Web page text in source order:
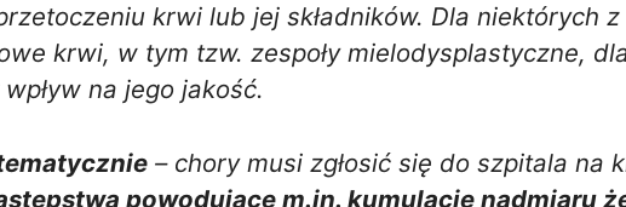
krwi lub jej składników. Dla niektórych
krwi, w tym tzw. zespoły mielodysplastyczne,
na jego jakość.
– chory musi zgłosić się do szpitala na
powodujące m.in. kumulację nadmiaru